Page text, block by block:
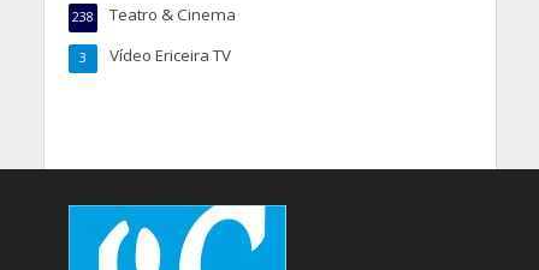
Teatro & Cinema
238
Vídeo Ericeira TV
3